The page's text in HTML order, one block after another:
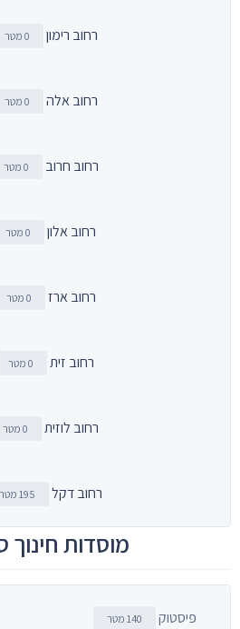
רחוב רימון 0 מטר
רחוב אלה 0 מטר
רחוב חרוב 0 מטר
רחוב אלון 0 מטר
רחוב ארז 0 מטר
רחוב זית 0 מטר
רחוב לוזית 0 מטר
רחוב דקל 195 מטר
מוסדות חינוך
פיסטוק 140 מטר